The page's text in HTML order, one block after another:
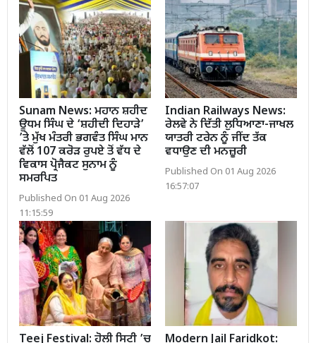
Sunam News: ਮਹਾਨ ਸ਼ਹੀਦ
ਊਧਮ ਸਿੰਘ ਦੇ ‘ਸ਼ਹੀਦੀ ਦਿਹਾੜੇ’
’ਤੇ ਮੁੱਖ ਮੰਤਰੀ ਭਗਵੰਤ ਸਿੰਘ ਮਾਨ
ਵੱਲੋਂ 107 ਕਰੋੜ ਰੁਪਏ ਤੋਂ ਵੱਧ ਦੇ
ਵਿਕਾਸ ਪ੍ਰੋਜੈਕਟ ਸੁਨਾਮ ਨੂੰ
ਸਮਰਪਿਤ
Published On 01 Aug 2026
11:15:59
Indian Railways News:
ਰੇਲਵੇ ਨੇ ਦਿੱਤੀ ਲੁਧਿਆਣਾ-ਜਾਖਲ
ਯਾਤਰੀ ਟਰੇਨ ਨੂੰ ਜੀਂਦ ਤੱਕ
ਵਧਾਉਣ ਦੀ ਮਨਜ਼ੂਰੀ
Published On 01 Aug 2026
16:57:07